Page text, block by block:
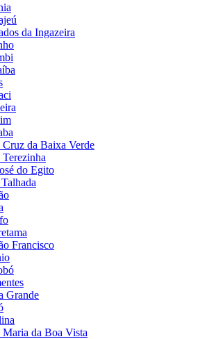
da Ingazeira
Cruz da Baixa Verde
Terezinha
do Egito
Francisco
Grande
Maria da Boa Vista